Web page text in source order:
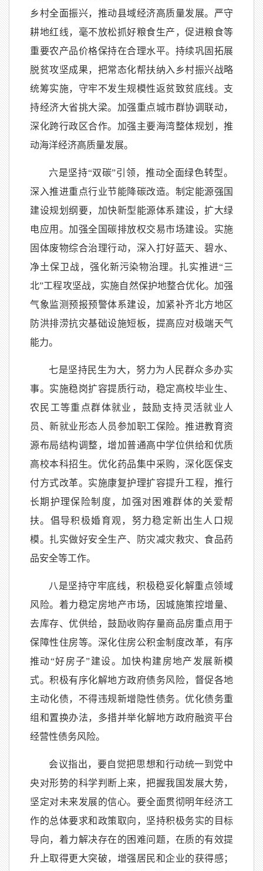
乡村全面振兴，推动县域经济高质量发展。严守
耕地红线，毫不放松抓好粮食生产，促进粮食等
重要农产品价格保持在合理水平。持续巩固拓展
脱贫攻坚成果，把常态化帮扶纳入乡村振兴战略
统筹实施，守牢不发生规模性返贫致贫底线。支
持经济大省挑大梁。加强重点城市群协调联动，
深化跨行政区合作。加强主要海湾整体规划，推
动海洋经济高质量发展。
六是坚持“双碳”引领，推动全面绿色转型。
深入推进重点行业节能降碳改造。制定能源强国
建设规划纲要，加快新型能源体系建设，扩大绿
电应用。加强全国碳排放权交易市场建设。实施
固体废物综合治理行动，深入打好蓝天、碧水、
净土保卫战，强化新污染物治理。扎实推进“三
北”工程攻坚战，实施自然保护地整合优化。加强
气象监测预报预警体系建设，加紧补齐北方地区
防洪排涝抗灾基础设施短板，提高应对极端天气
能力。
七是坚持民生为大，努力为人民群众多办实
事。实施稳岗扩容提质行动，稳定高校毕业生、
农民工等重点群体就业，鼓励支持灵活就业人
员、新就业形态人员参加职工保险。推进教育资
源布局结构调整，增加普通高中学位供给和优质
高校本科招生。优化药品集中采购，深化医保支
付方式改革。实施康复护理扩容提升工程，推行
长期护理保险制度，加强对困难群体的关爱帮
扶。倡导积极婚育观，努力稳定新出生人口规
模。扎实做好安全生产、防灾减灾救灾、食品药
品安全等工作。
八是坚持守牢底线，积极稳妥化解重点领域
风险。着力稳定房地产市场，因城施策控增量、
去库存、优供给，鼓励收购存量商品房重点用于
保障性住房等。深化住房公积金制度改革，有序
推动“好房子”建设。加快构建房地产发展新模
式。积极有序化解地方政府债务风险，督促各地
主动化债，不得违规新增隐性债务。优化债务重
组和置换办法，多措并举化解地方政府融资平台
经营性债务风险。
会议指出，要自觉把思想和行动统一到党中
央对形势的科学判断上来，把握我国发展大势，
坚定对未来发展的信心。要全面贯彻明年经济工
作的总体要求和政策取向，坚持积极务实的目标
导向，着力解决存在的困难问题，在质的有效提
升上取得更大突破，增强居民和企业的获得感；